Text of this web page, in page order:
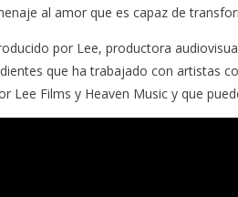
al amor que es capaz de
por Lee, productora
que ha trabajado con artistas
Lee Films y Heaven Music y que